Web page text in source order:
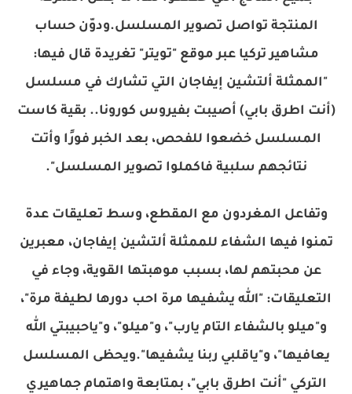
المنتجة تواصل تصوير المسلسل.ودوّن حساب
مشاهير تركيا عبر موقع "تويتر" تغريدة قال فيها:
"الممثلة ألتشين إيفاجان التي تشارك في مسلسل
(أنت اطرق بابي) أصيبت بفيروس كورونا.. بقية كاست
المسلسل خضعوا للفحص، بعد الخبر فورًا وأتت
نتائجهم سلبية فاكملوا تصوير المسلسل".
وتفاعل المغردون مع المقطع، وسط تعليقات عدة
تمنوا فيها الشفاء للممثلة ألتشين إيفاجان، معبرين
عن محبتهم لها، بسبب موهبتها القوية، وجاء في
التعليقات: "الله يشفيها مرة احب دورها لطيفة مرة"،
و"ميلو بالشفاء التام يارب"، و"ميلو"، و"ياحبيبتي الله
يعافيها"، و"ياقلبي ربنا يشفيها".ويحظى المسلسل
التركي "أنت اطرق بابي"، بمتابعة واهتمام جماهيري